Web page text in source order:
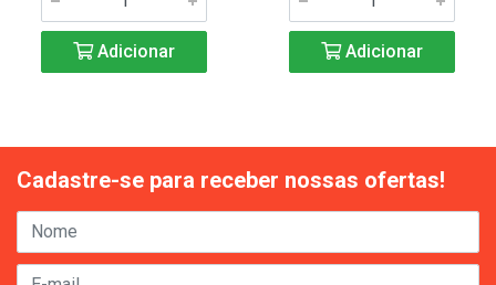
Adicionar Adicionar
Cadastre-se para receber nossas ofertas!